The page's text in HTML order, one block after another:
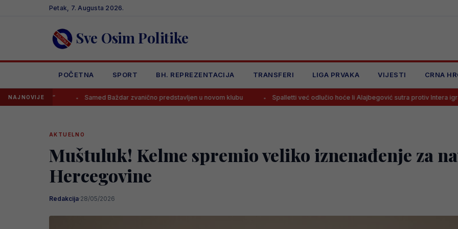
Petak, 7. Augusta 2026.
Sve Osim Politike
POČETNA SPORT BH. REPREZENTACIJA TRANSFERI LIGA PRVAKA VIJESTI CRNA
NAJNOVIJESamed Baždar zvanično predstavljen u novom klubu Spalletti već odlučio hoće li Alajbegović sutra protiv Intera igrati od prve
AKTUELNO
Muštuluk! Kelme spremio veliko iznenađenje za
Hercegovine
Redakcija·28/05/2026